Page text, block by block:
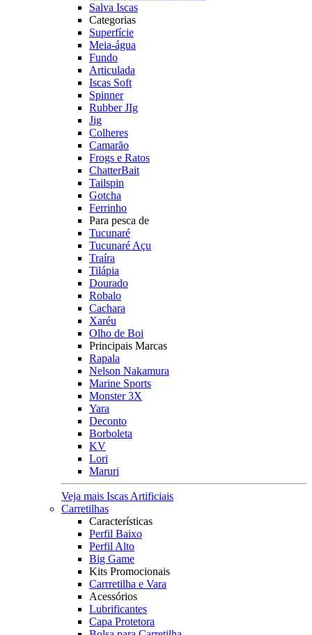
Salva Iscas
Categorias
Superfície
Meia-água
Fundo
Articulada
Iscas Soft
Spinner
Rubber JIg
Jig
Colheres
Camarão
Frogs e Ratos
ChatterBait
Tailspin
Gotcha
Ferrinho
Para pesca de
Tucunaré
Tucunaré Açu
Traíra
Tilápia
Dourado
Robalo
Cachara
Xaréu
Olho de Boi
Principais Marcas
Rapala
Nelson Nakamura
Marine Sports
Monster 3X
Yara
Deconto
Borboleta
KV
Lori
Maruri
Veja mais Iscas Artificiais
Carretilhas
Características
Perfil Baixo
Perfil Alto
Big Game
Kits Promocionais
Carrretilha e Vara
Acessórios
Lubrificantes
Capa Protetora